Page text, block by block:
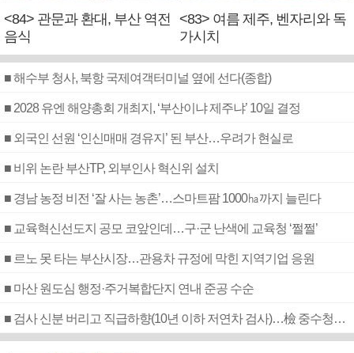
<84> 관문과 환대, 부산 역전
음식
<83> 여름 제주, 벤자리와 독
가시치
■ 해수부 청사, 북항 국제여객터미널 옆에 선다(종합)
■ 2028 유엔 해양총회 개최지, ‘부산이냐 제주냐’ 10일 결정
■ 외국인 선원 ‘인신매매 경유지’ 된 부산…우려가 현실로
■ 비위 논란 부산TP, 외부인사 혁신위 설치
■ 경남 농정 비전 ‘잘 사는 농촌’…스마트팜 1000㏊까지 늘린다
■ 교육혁신선도지 공모 코앞인데…구·군 난색에 교육청 ‘쩔쩔’
■ 르노 못 타는 부산시장…관용차 규정에 막힌 지역기업 응원
■ 마산 원도심 행정·주거복합단지 연내 준공 수순
■ 검사 신분 버리고 직급하향(10년 이하 저연차 검사)…檢 중수청행 기피